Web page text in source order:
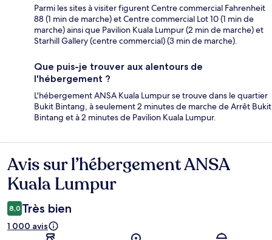
Parmi les sites à visiter figurent Centre commercial Fahrenheit
88 (1 min de marche) et Centre commercial Lot 10 (1 min de
marche) ainsi que Pavilion Kuala Lumpur (2 min de marche) et
Starhill Gallery (centre commercial) (3 min de marche).
Que puis-je trouver aux alentours de
l'hébergement ?
L'hébergement ANSA Kuala Lumpur se trouve dans le quartier
Bukit Bintang, à seulement 2 minutes de marche de Arrêt Bukit
Bintang et à 2 minutes de Pavilion Kuala Lumpur.
Avis
Avis sur l’hébergement ANSA
Kuala Lumpur
8,0 Très bien
1 000 avis